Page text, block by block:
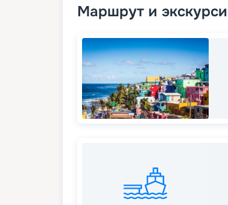
Маршрут и